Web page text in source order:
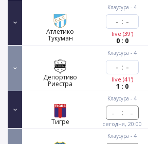
Клаусура - 4
Атлетико
Тукуман
- : -
live (39')
0 : 0
Клаусура - 4
Депортиво
Риестра
- : -
live (41')
1 : 0
Клаусура - 4
Тигре
:
сегодня, 20:00
Клаусура - 4